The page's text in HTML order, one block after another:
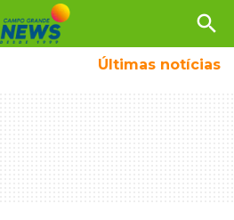
search
Últimas notícias